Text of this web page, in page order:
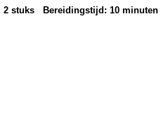
stuks Bereidingstijd: 10minuten